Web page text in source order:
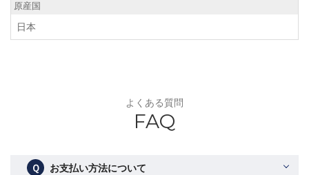
原産国
日本
よくある質問
FAQ
Ｑ お支払い方法について